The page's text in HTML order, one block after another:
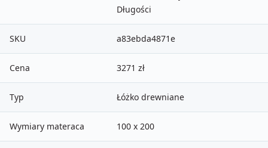
Długości
SKU a83ebda4871e
Cena 3271 zł
Typ Łóżko drewniane
Wymiary materaca 100 x 200